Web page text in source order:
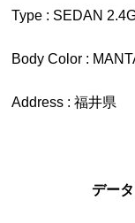
Type : SEDAN
Body Color :
Address : 福井県
デー